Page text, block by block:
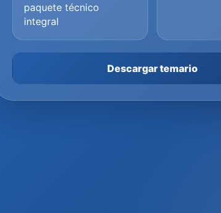
paquete técnico
integral
Descargar temario